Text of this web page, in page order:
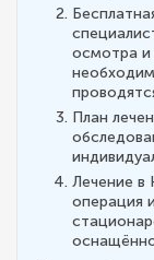
осмотра и
План
Лечение в
операция